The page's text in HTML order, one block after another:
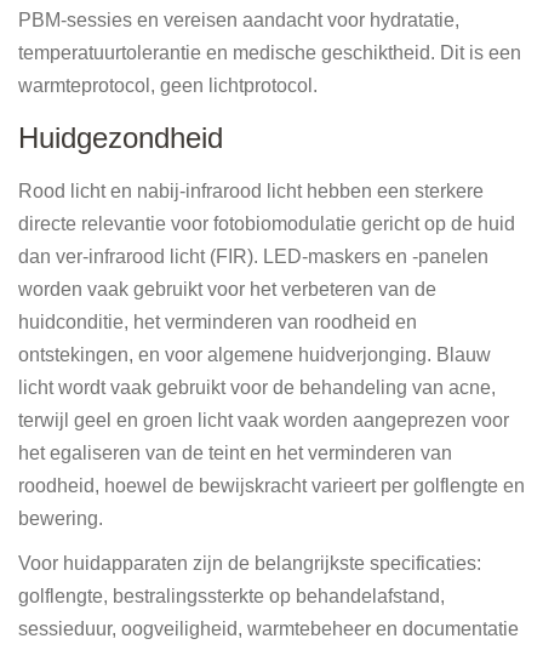
PBM-sessies en vereisen aandacht voor hydratatie,
temperatuurtolerantie en medische geschiktheid. Dit is een
warmteprotocol, geen lichtprotocol.
Huidgezondheid
Rood licht en nabij-infrarood licht hebben een sterkere
directe relevantie voor fotobiomodulatie gericht op de huid
dan ver-infrarood licht (FIR). LED-maskers en -panelen
worden vaak gebruikt voor het verbeteren van de
huidconditie, het verminderen van roodheid en
ontstekingen, en voor algemene huidverjonging. Blauw
licht wordt vaak gebruikt voor de behandeling van acne,
terwijl geel en groen licht vaak worden aangeprezen voor
het egaliseren van de teint en het verminderen van
roodheid, hoewel de bewijskracht varieert per golflengte en
bewering.
Voor huidapparaten zijn de belangrijkste specificaties:
golflengte, bestralingssterkte op behandelafstand,
sessieduur, oogveiligheid, warmtebeheer en documentatie